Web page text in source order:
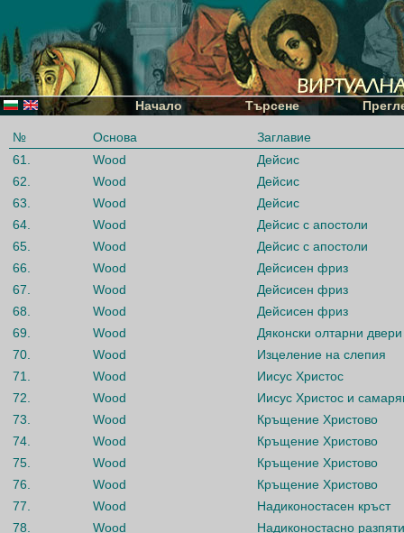
Начало Търсене
№ Основа
Заглавие
61.
Wood
Дейсис
62.
Wood
Дейсис
63.
Wood
Дейсис
64.
Wood
Дейсис с апостоли
65.
Wood
Дейсис с апостоли
66.
Wood
Дейсисен фриз
67.
Wood
Дейсисен фриз
68.
Wood
Дейсисен фриз
69.
Wood
Дяконски олтарни двери
70.
Wood
Изцеление на слепия
71.
Wood
Иисус Христос
72.
Wood
Иисус Христос и
73.
Wood
Кръщение Христово
74.
Wood
Кръщение Христово
75.
Wood
Кръщение Христово
76.
Wood
Кръщение Христово
77.
Wood
Надиконостасен кръст
78.
Wood
Надиконостасно